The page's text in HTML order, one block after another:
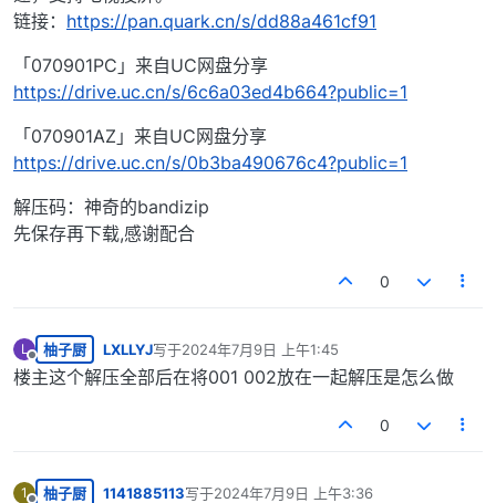
链接： https://pan.quark.cn/s/dd88a461cf91
「070901PC」来自UC网盘分享
https://drive.uc.cn/s/6c6a03ed4b664?public=1
「070901AZ」来自UC网盘分享
https://drive.uc.cn/s/0b3ba490676c4?public=1
解压码：神奇的bandizip
先保存再下载,感谢配合
0
L
离线
柚子厨 LXLLYJ写于2024年7月9日 上午1:45
最后由 编辑
楼主这个解压全部后在将001 002放在一起解压是怎么做
0
1 柚子厨 1141885113写于2024年7月9日 上午3:36